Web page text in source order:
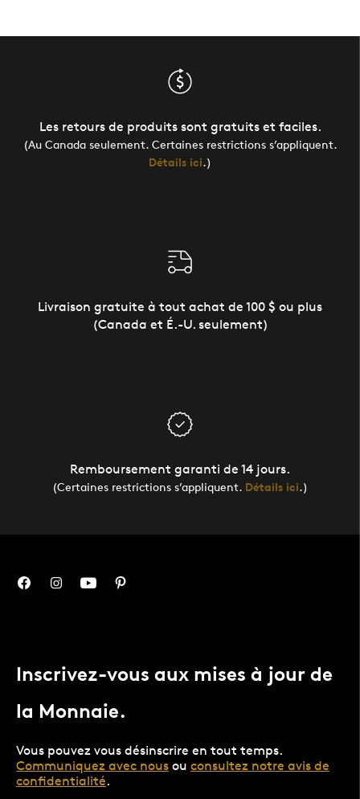
Les retours de produits sont gratuits et faciles.
(Au Canada seulement. Certaines restrictions s’appliquent.
Détails ici.)
Livraison gratuite à tout achat de 100 $ ou plus
(Canada et É.-U. seulement)
Remboursement garanti de 14 jours.
(Certaines restrictions s’appliquent. Détails ici.)
Inscrivez-vous aux mises à jour de
la Monnaie.
Vous pouvez vous désinscrire en tout temps.
Communiquez avec nous ou consultez notre avis de
confidentialité.